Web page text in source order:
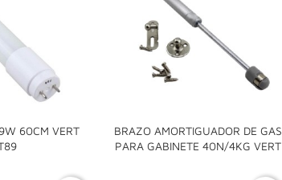
60CM VERT
BRAZO AMORTIGUADOR DE GAS
PARA GABINETE 40N/4KG VERT
